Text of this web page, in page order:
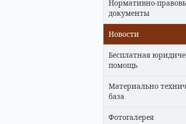
Нормативно-
документы
Новости
Бесплатная
помощь
Материально
база
Фотогалерея